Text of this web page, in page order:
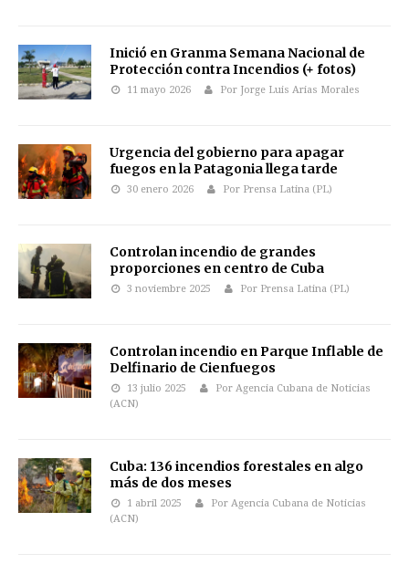
Inició en Granma Semana Nacional de
Protección contra Incendios (+ fotos)
11 mayo 2026 Por Jorge Luis Arias Morales
Urgencia del gobierno para apagar
fuegos en la Patagonia llega tarde
30 enero 2026 Por Prensa Latina (PL)
Controlan incendio de grandes
proporciones en centro de Cuba
3 noviembre 2025 Por Prensa Latina (PL)
Controlan incendio en Parque Inflable de
Delfinario de Cienfuegos
13 julio 2025
Por Agencia Cubana de Noticias
(ACN)
Cuba: 136 incendios forestales en algo
más de dos meses
1 abril 2025
Por Agencia Cubana de Noticias
(ACN)